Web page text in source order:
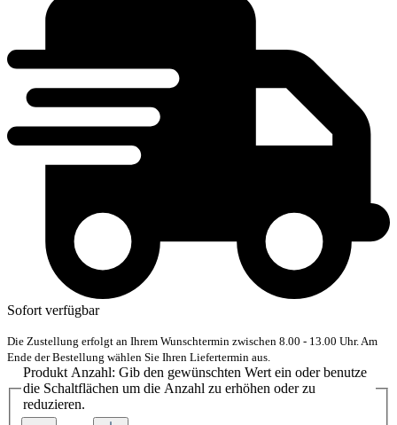
Sofort verfügbar
Die Zustellung erfolgt an Ihrem Wunschtermin zwischen 8.00 - 13.00 Uhr. Am
Ende der Bestellung wählen Sie Ihren Liefertermin aus.
Produkt Anzahl: Gib den gewünschten Wert ein oder benutze
die Schaltflächen um die Anzahl zu erhöhen oder zu
reduzieren.